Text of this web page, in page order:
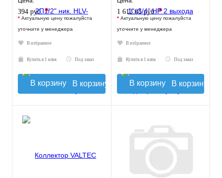
394 руб.*
* Актуальную цену пожалуйста
уточните у менеджера
В избранное
Купить в 1 клик Под заказ
В корзину
1 613.05 руб.*
* Актуальную цену пожалуйста
уточните у менеджера
В избранное
Купить в 1 клик Под заказ
В корзину